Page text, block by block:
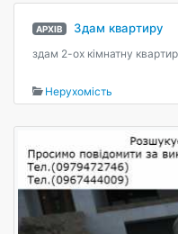
АРХІВ Здам квартиру
здам 2-ох кімнатну
Нерухомість